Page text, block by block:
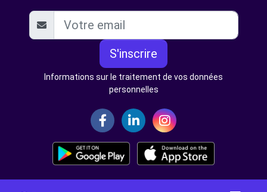
S'inscrire
Informations sur le traitement de vos données
personnelles